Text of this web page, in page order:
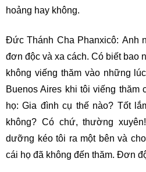
hoảng hay không.
Đức Thánh Cha Phanxicô: Anh
đơn độc và xa cách. Có biết bao
không viếng thăm vào những
Buenos Aires khi tôi viếng
họ: Gia đình cụ thế nào? Tốt
không? Có chứ, thường
dưỡng kéo tôi ra một bên và
cái họ đã không đến thăm. Đơn